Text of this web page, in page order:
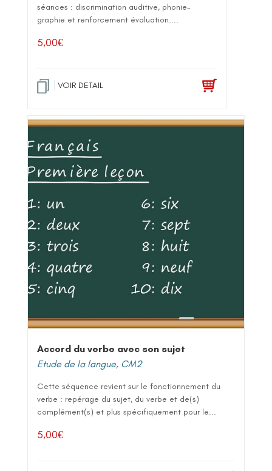
séances : discrimination auditive, phonie-
graphie et renforcement évaluation....
5,00€
VOIR DETAIL
Accord du verbe avec son sujet
Etude de la langue, CM2
Cette séquence revient sur le fonctionnement du
verbe : repérage du sujet, du verbe et de(s)
complément(s) et plus spécifiquement pour le...
5,00€